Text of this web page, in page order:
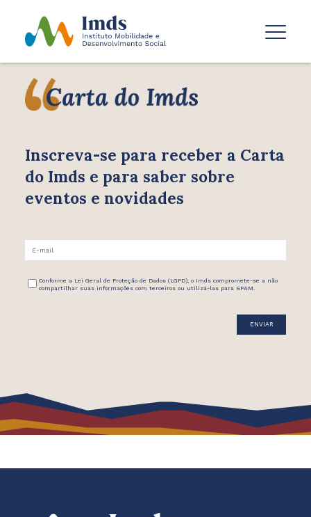
Inscreva-se para receber a Carta
do Imds e para saber sobre
eventos e novidades
Conforme a Lei Geral de Proteção de Dados (LGPD), o Imds compromete-se a não
compartilhar suas informações com terceiros ou utilizá-las para SPAM.